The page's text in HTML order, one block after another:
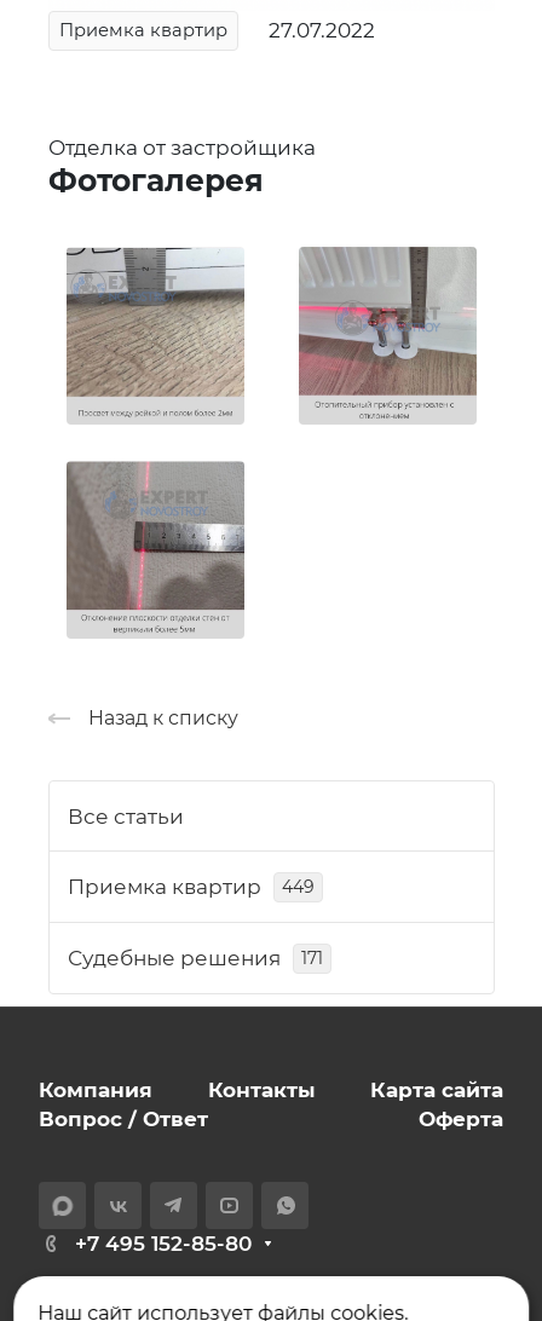
Приемка квартир 27.07.2022
Отделка от застройщика
Фотогалерея
Назад к списку
Все статьи
Приемка квартир 449
Судебные решения 171
Компания Контакты
Карта сайта
Вопрос / Ответ
Оферта
+7 495 152-85-80
Наш сайт использует файлы cookies.